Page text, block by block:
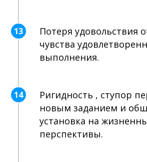
13
Потеря удовольствия
чувства
выполнения.
14
Ригидность , ступор
новым заданием и
установка на
перспективы.